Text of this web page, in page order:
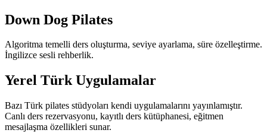
Down Dog Pilates
Algoritma temelli ders oluşturma, seviye ayarlama, süre özelleştirme.
İngilizce sesli rehberlik.
Yerel Türk Uygulamalar
Bazı Türk pilates stüdyoları kendi uygulamalarını yayınlamıştır.
Canlı ders rezervasyonu, kayıtlı ders kütüphanesi, eğitmen
mesajlaşma özellikleri sunar.